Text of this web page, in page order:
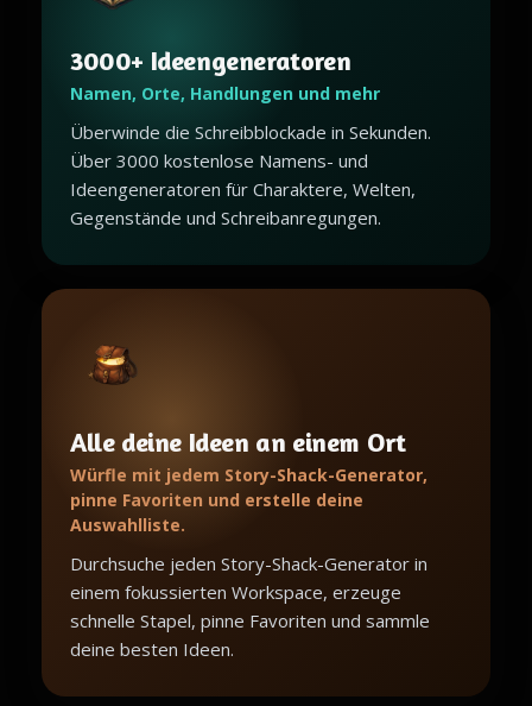
3000+ Ideengeneratoren
Namen, Orte, Handlungen und mehr
Überwinde die Schreibblockade in Sekunden.
Über 3000 kostenlose Namens- und
Ideengeneratoren für Charaktere, Welten,
Gegenstände und Schreibanregungen.
Alle deine Ideen an einem Ort
Würfle mit jedem Story-Shack-Generator,
pinne Favoriten und erstelle deine
Auswahlliste.
Durchsuche jeden Story-Shack-Generator in
einem fokussierten Workspace, erzeuge
schnelle Stapel, pinne Favoriten und sammle
deine besten Ideen.